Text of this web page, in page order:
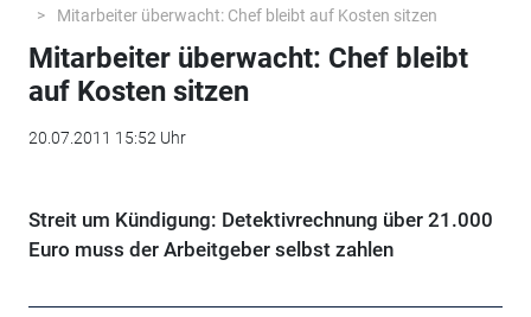
Mitarbeiter überwacht: Chef bleibt auf Kosten sitzen
Mitarbeiter überwacht: Chef bleibt
auf Kosten sitzen
20.07.2011 15:52 Uhr
Streit um Kündigung: Detektivrechnung über 21.000
Euro muss der Arbeitgeber selbst zahlen